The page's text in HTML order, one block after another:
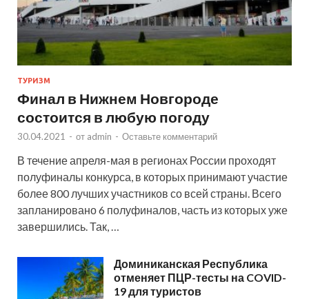
ТУРИЗМ
Финал в Нижнем Новгороде
состоится в любую погоду
30.04.2021 - от admin - Оставьте комментарий
В течение апреля-мая в регионах России проходят
полуфиналы конкурса, в которых принимают участие
более 800 лучших участников со всей страны. Всего
запланировано 6 полуфиналов, часть из которых уже
завершились. Так, …
Доминиканская Республика
отменяет ПЦР-тесты на COVID-
19 для туристов